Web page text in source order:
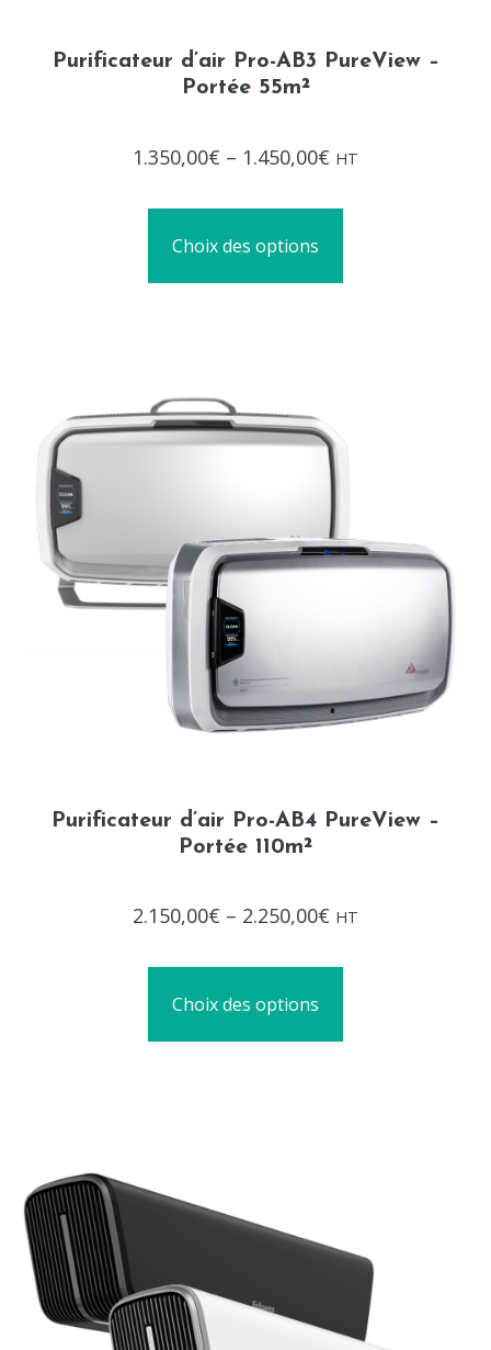
Purificateur d’air Pro-AB3 PureView –
Portée 55m²
0
1.350,00€ – 1.450,00€ HT
Choix des options
Purificateur d’air Pro-AB4 PureView –
Portée 110m²
0
2.150,00€ – 2.250,00€ HT
Choix des options